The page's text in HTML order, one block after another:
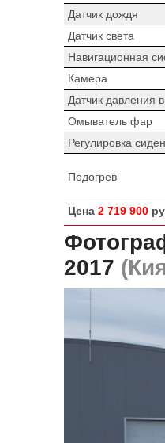
Датчик дождя
Датчик света
Навигационная
Камера
Датчик давления
Омыватель фар
Регулировка
Подогрев
Цена 2 719 900
2017